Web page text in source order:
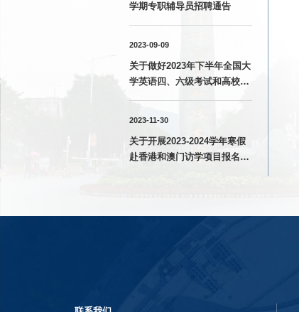
学期专职辅导员招聘通告
2023-09-09
关于做好2023年下半年全国大
学英语四、六级考试和高校英
2023-11-30
关于开展2023-2024学年寒假
赴香港和澳门访学项目报名工